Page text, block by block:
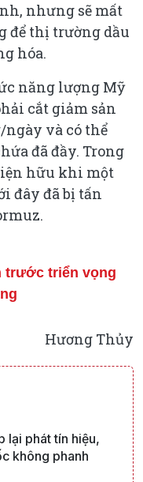
nhưng sẽ mất
để thị trường dầu
hóa.
năng lượng Mỹ
cắt giảm sản
và có thể
đã đầy. Trong
hữu khi một
đây đã bị tấn
trước triển vọng
Hương Thủy
lại phát tín hiệu,
không phanh